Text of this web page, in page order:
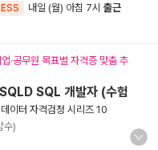
내일 (월) 아침 7시 출근
·공무원 목표별 자격증 맞춤 추
SQL 개발자 (수험
이터 자격검정 시리즈 10
수)